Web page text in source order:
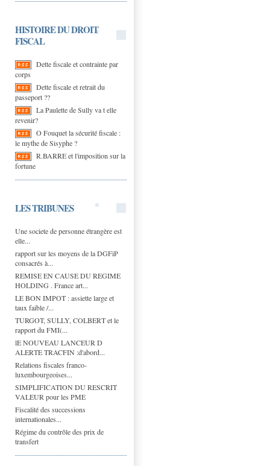
HISTOIRE DU DROIT
FISCAL
Dette fiscale et contrainte par
corps
Dette fiscale et retrait du
passeport ??
La Paulette de Sully va t elle
revenir?
O Fouquet la sécurité fiscale :
le mythe de Sisyphe ?
R.BARRE et l'imposition sur la
fortune
LES TRIBUNES
Une societe de personne étrangère est
elle...
rapport sur les moyens de la DGFiP
consacrés à...
REMISE EN CAUSE DU REGIME
HOLDING . France art...
LE BON IMPOT : assiette large et
taux faible /...
TURGOT, SULLY, COLBERT et le
rapport du FMI(...
lE NOUVEAU LANCEUR D
ALERTE TRACFIN :d'abord...
Relations fiscales franco-
luxembourgeoises...
SIMPLIFICATION DU RESCRIT
VALEUR pour les PME
Fiscalité des successions
internationales...
Régime du contrôle des prix de
transfert